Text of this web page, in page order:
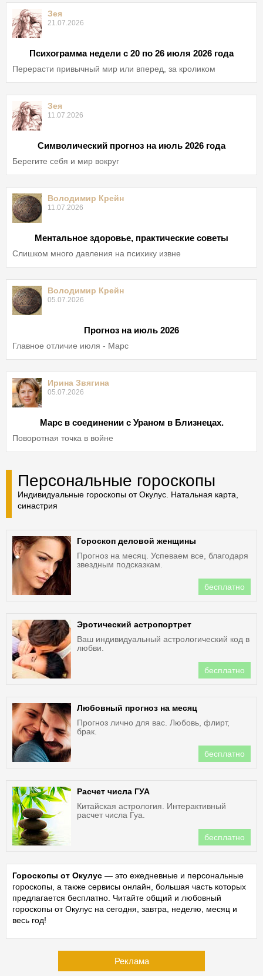
Зея
21.07.2026
Психограмма недели с 20 по 26 июля 2026 года
Перерасти привычный мир или вперед, за кроликом
Зея
11.07.2026
Символический прогноз на июль 2026 года
Берегите себя и мир вокруг
Володимир Крейн
11.07.2026
Ментальное здоровье, практические советы
Слишком много давления на психику извне
Володимир Крейн
05.07.2026
Прогноз на июль 2026
Главное отличие июля - Марс
Ирина Звягина
05.07.2026
Марс в соединении с Ураном в Близнецах.
Поворотная точка в войне
Персональные гороскопы
Индивидуальные гороскопы от Окулус. Натальная карта,
синастрия
Гороскоп деловой женщины
Прогноз на месяц. Успеваем все, благодаря
звездным подсказкам.
бесплатно
Эротический астропортрет
Ваш индивидуальный астрологический код в
любви.
бесплатно
Любовный прогноз на месяц
Прогноз лично для вас. Любовь, флирт,
брак.
бесплатно
Расчет числа ГУА
Китайская астрология. Интерактивный
расчет числа Гуа.
бесплатно
Гороскопы от Окулус — это ежедневные и персональные
гороскопы, а также сервисы онлайн, большая часть которых
предлагается бесплатно. Читайте общий и любовный
гороскопы от Окулус на сегодня, завтра, неделю, месяц и
весь год!
Реклама